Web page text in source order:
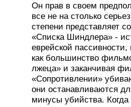
Он прав в своем
все не на столько
степени представляет
«Списка Шиндлера» -
еврейской
как большинство
лжеца» и заканчивая
«Сопротивлении»
они останавливаются
минусы убийства.